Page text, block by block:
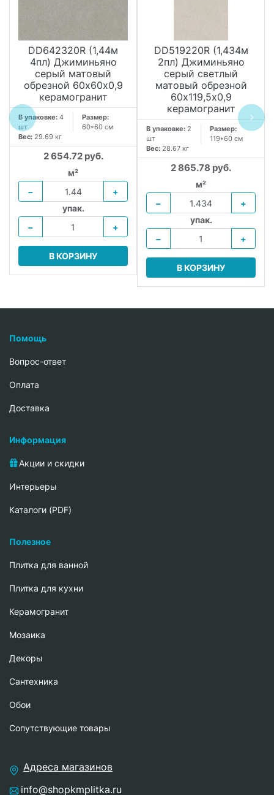
DD642320R (1,44м
4пл) Джиминьяно
серый матовый
обрезной 60х60x0,9
керамогранит
В упаковке: 4
шт
Размер:
60*60 см
Вес: 29.69 кг
2 654.72 руб.
м²
−
+
упак.
−
+
В КОРЗИНУ
DD519220R (1,434м
2пл) Джиминьяно
серый светлый
матовый обрезной
60х119,5x0,9
керамогранит
В упаковке: 2
шт
Размер:
119*60 см
Вес: 28.67 кг
2 865.78 руб.
м²
−
+
упак.
−
+
В КОРЗИНУ
Помощь
Вопрос-ответ
Oплата
Доставка
Информация
Акции и скидки
Интерьеры
Каталоги (PDF)
Полезное
Плитка для ванной
Плитка для кухни
Керамогранит
Мозаика
Декоры
Сантехника
Обои
Сопутствующие товары
Адреса магазинов
info@shopkmplitka.ru